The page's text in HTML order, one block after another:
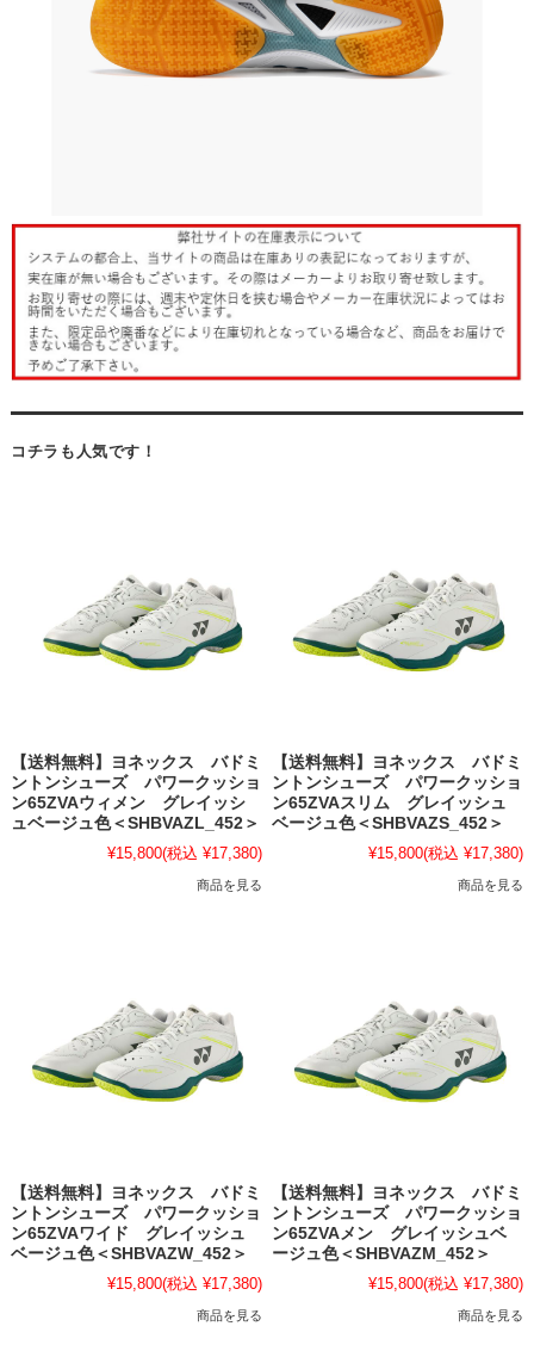
コチラも人気です！
【送料無料】ヨネックス バドミ
ントンシューズ パワークッショ
ン65ZVAウィメン グレイッシ
ュベージュ色＜SHBVAZL_452＞
¥15,800(税込 ¥17,380)
商品を見る
【送料無料】ヨネックス バドミ
ントンシューズ パワークッショ
ン65ZVAスリム グレイッシュ
ベージュ色＜SHBVAZS_452＞
¥15,800(税込 ¥17,380)
商品を見る
【送料無料】ヨネックス バドミ
ントンシューズ パワークッショ
ン65ZVAワイド グレイッシュ
ベージュ色＜SHBVAZW_452＞
¥15,800(税込 ¥17,380)
商品を見る
【送料無料】ヨネックス バドミ
ントンシューズ パワークッショ
ン65ZVAメン グレイッシュベ
ージュ色＜SHBVAZM_452＞
¥15,800(税込 ¥17,380)
商品を見る